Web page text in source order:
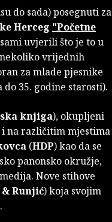
do sada) posegnuti za
Herceg "Početne
uvjerili što je to u
vrijednih
za mlade pjesnike
35. godine starosti).
knjiga), okupljeni
na različitim mjestima
(HDP) kao da se
panonsko okružje,
Nove stihove
Runjić) koja svojim